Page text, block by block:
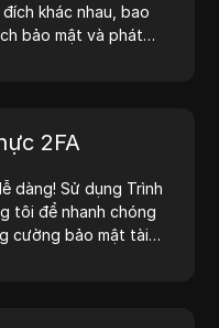
khác nhau, bao
bảo mật và phát
Đơn giản hóa quy trình
triển — tạo địa chỉ
2FA
dàng! Sử dụng Trình
tôi để nhanh chóng
cường bảo mật tài